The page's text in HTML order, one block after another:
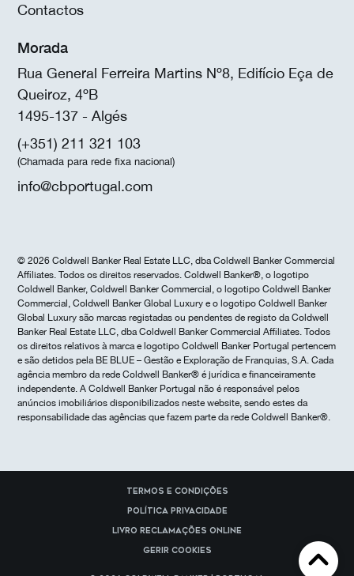
Contactos
Morada
Rua General Ferreira Martins Nº8, Edifício Eça de
Queiroz, 4ºB
1495-137 - Algés
(+351) 211 321 103
(Chamada para rede fixa nacional)
info@cbportugal.com
© 2026 Coldwell Banker Real Estate LLC, dba Coldwell Banker Commercial
Affiliates. Todos os direitos reservados. Coldwell Banker®, o logotipo
Coldwell Banker, Coldwell Banker Commercial, o logotipo Coldwell Banker
Commercial, Coldwell Banker Global Luxury e o logotipo Coldwell Banker
Global Luxury são marcas registadas ou pendentes de registo da Coldwell
Banker Real Estate LLC, dba Coldwell Banker Commercial Affiliates. Todos
os direitos relativos à marca e logotipo Coldwell Banker Portugal pertencem
e são detidos pela BE BLUE – Gestão e Exploração de Franquias, S.A. Cada
agência membro da rede Coldwell Banker® é jurídica e financeiramente
independente. A Coldwell Banker Portugal não é responsável pelos
anúncios imobiliários disponibilizados neste website, sendo estes da
responsabilidade das agências que fazem parte da rede Coldwell Banker®.
Termos e Condições
Política Privacidade
Livro reclamações online
Gerir cookies